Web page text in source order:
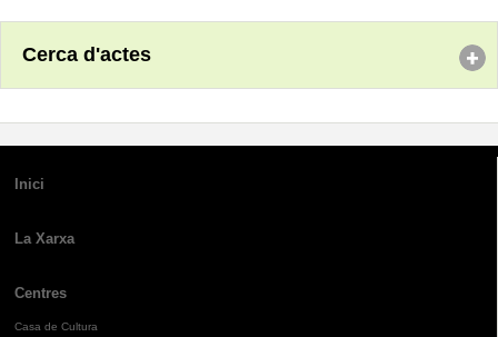
Cerca d'actes
Inici
La Xarxa
Centres
Casa de Cultura